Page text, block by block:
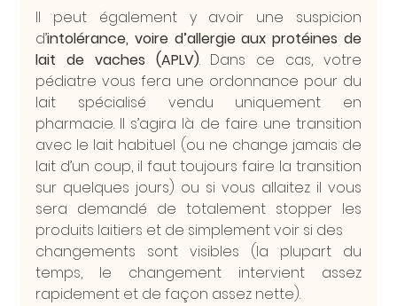
Il peut également y avoir une suspicion
d’intolérance, voire d’allergie aux protéines de
lait de vaches (APLV). Dans ce cas, votre
pédiatre vous fera une ordonnance pour du
lait spécialisé vendu uniquement en
pharmacie. Il s’agira là de faire une transition
avec le lait habituel (ou ne change jamais de
lait d’un coup, il faut toujours faire la transition
sur quelques jours) ou si vous allaitez il vous
sera demandé de totalement stopper les
produits laitiers et de simplement voir si des
changements sont visibles (la plupart du
temps, le changement intervient assez
rapidement et de façon assez nette).